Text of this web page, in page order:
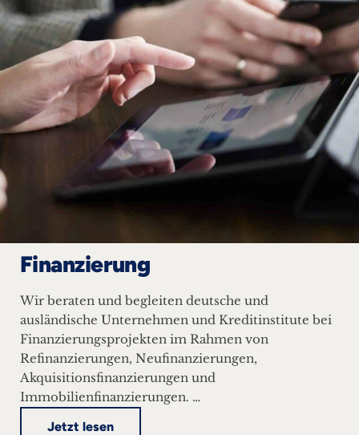
Finanzierung
Wir beraten und begleiten deutsche und
ausländische Unternehmen und Kreditinstitute bei
Finanzierungsprojekten im Rahmen von
Refinanzierungen, Neufinanzierungen,
Akquisitionsfinanzierungen und
Immobilienfinanzierungen. …
Jetzt lesen